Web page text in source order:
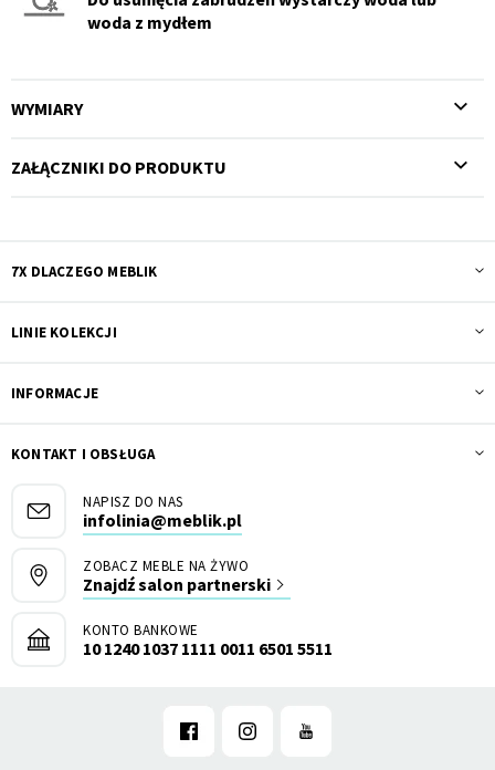
woda z mydłem
WYMIARY
ZAŁĄCZNIKI DO PRODUKTU
7X DLACZEGO MEBLIK
LINIE KOLEKCJI
INFORMACJE
KONTAKT I OBSŁUGA
NAPISZ DO NAS
infolinia@meblik.pl
ZOBACZ MEBLE NA ŻYWO
Znajdź salon partnerski
KONTO BANKOWE
10 1240 1037 1111 0011 6501 5511